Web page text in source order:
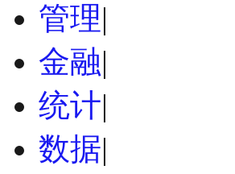
管理|
金融|
统计|
数据|